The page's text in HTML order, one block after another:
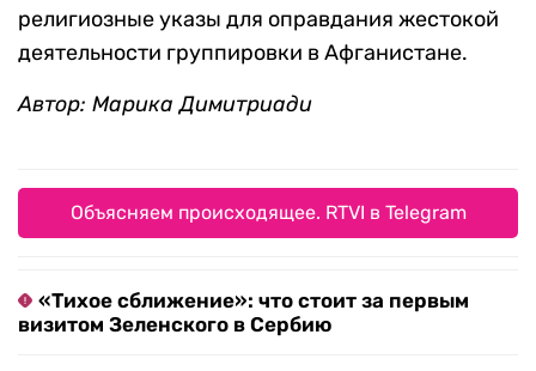
религиозные указы для оправдания жестокой
деятельности группировки в Афганистане.
Автор: Марика Димитриади
Объясняем происходящее. RTVI в Telegram
«Тихое сближение»: что стоит за первым
визитом Зеленского в Сербию